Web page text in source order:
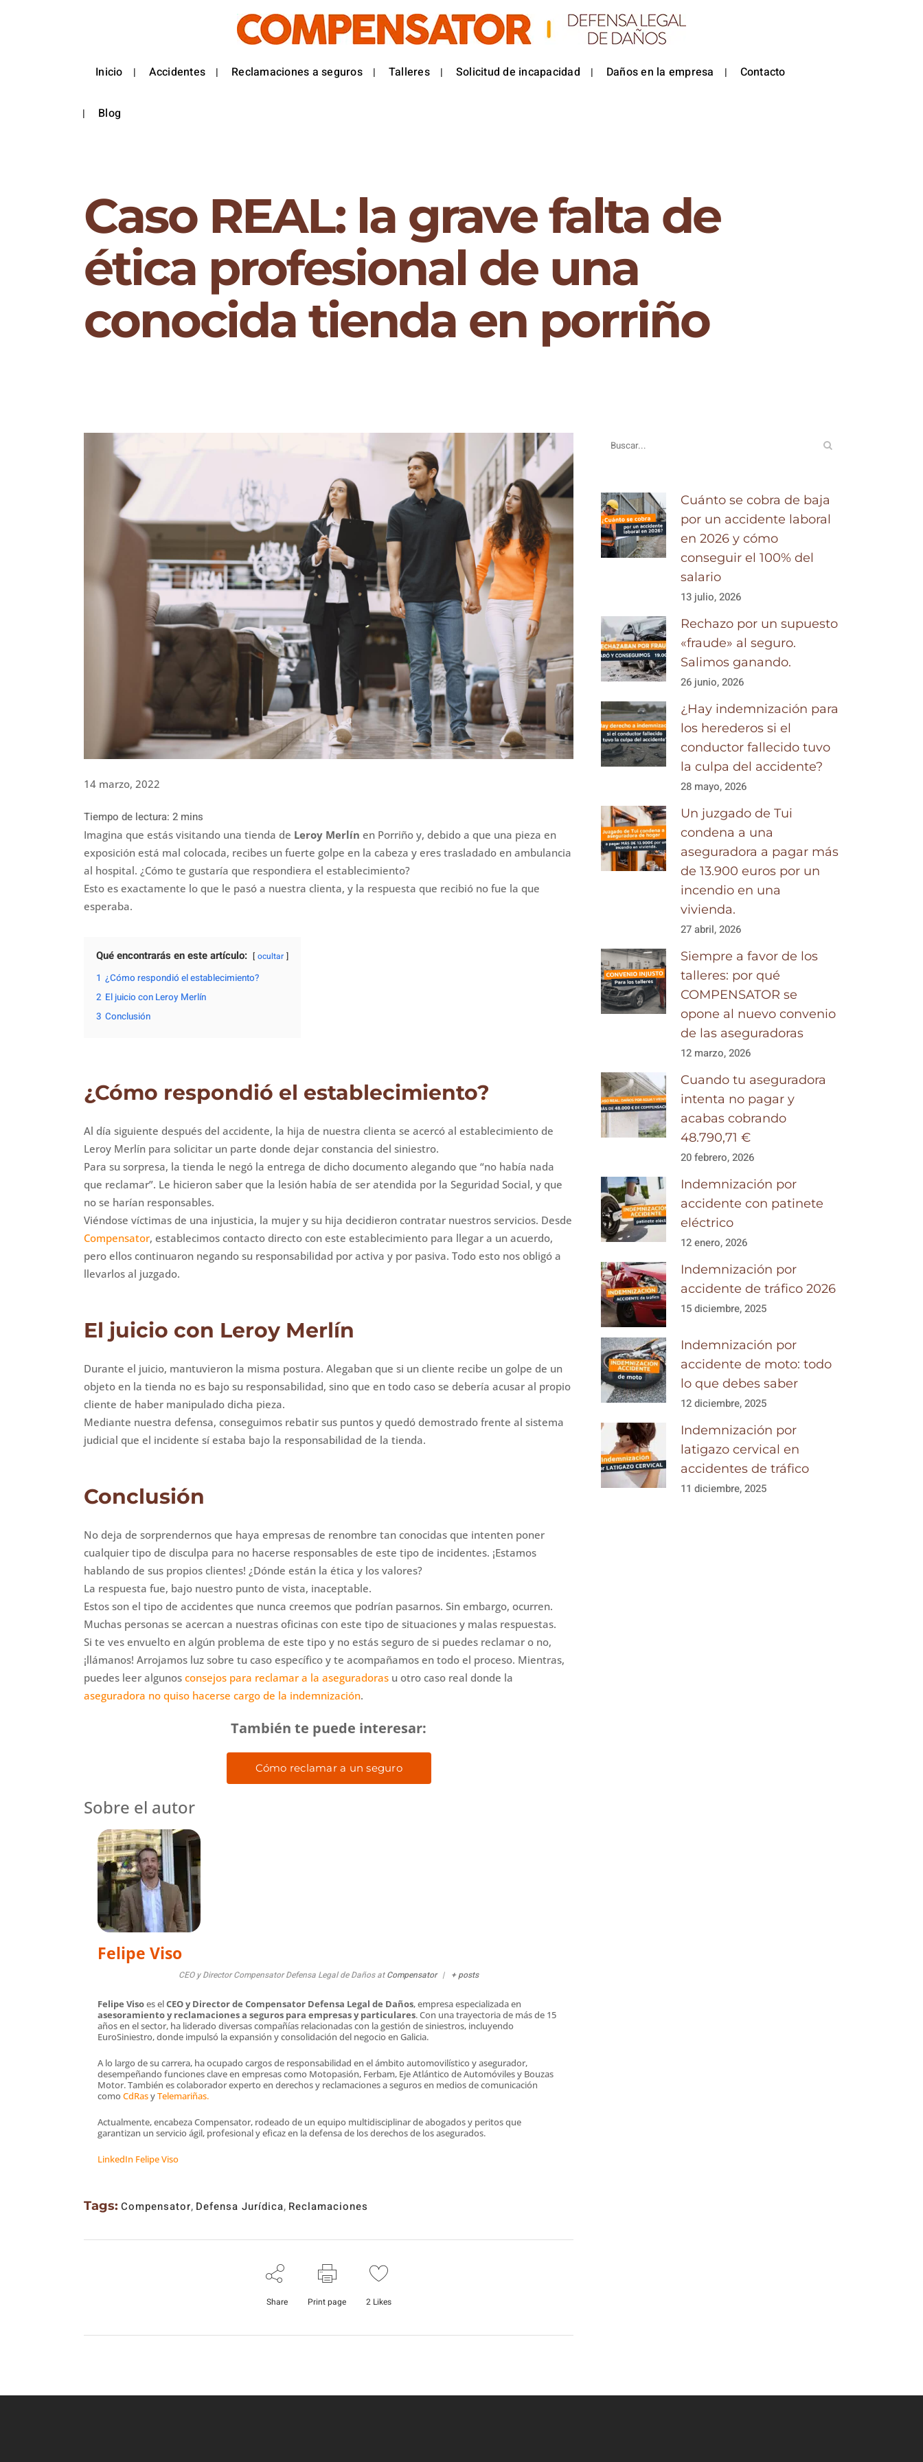
Inicio Accidentes Reclamaciones a seguros Talleres Solicitud de incapacidad Daños en la empresa Contacto
Blog
Caso REAL: la grave falta de
ética profesional de una
conocida tienda en porriño
14 marzo, 2022
Imagina que estás visitando una tienda de Leroy Merlín en Porriño y, debido a que una pieza en
exposición está mal colocada, recibes un fuerte golpe en la cabeza y eres trasladado en ambulancia
al hospital. ¿Cómo te gustaría que respondiera el establecimiento?
Esto es exactamente lo que le pasó a nuestra clienta, y la respuesta que recibió no fue la que
esperaba.
Qué encontrarás en este artículo: ocultar
1 ¿Cómo respondió el establecimiento?
2 El juicio con Leroy Merlín
3 Conclusión
¿Cómo respondió el establecimiento?
Al día siguiente después del accidente, la hija de nuestra clienta se acercó al establecimiento de
Leroy Merlín para solicitar un parte donde dejar constancia del siniestro.
Para su sorpresa, la tienda le negó la entrega de dicho documento alegando que “no había nada
que reclamar”. Le hicieron saber que la lesión había de ser atendida por la Seguridad Social, y que
no se harían responsables.
Viéndose víctimas de una injusticia, la mujer y su hija decidieron contratar nuestros servicios. Desde
Compensator, establecimos contacto directo con este establecimiento para llegar a un acuerdo,
pero ellos continuaron negando su responsabilidad por activa y por pasiva. Todo esto nos obligó a
llevarlos al juzgado.
El juicio con Leroy Merlín
Durante el juicio, mantuvieron la misma postura. Alegaban que si un cliente recibe un golpe de un
objeto en la tienda no es bajo su responsabilidad, sino que en todo caso se debería acusar al propio
cliente de haber manipulado dicha pieza.
Mediante nuestra defensa, conseguimos rebatir sus puntos y quedó demostrado frente al sistema
judicial que el incidente sí estaba bajo la responsabilidad de la tienda.
Conclusión
No deja de sorprendernos que haya empresas de renombre tan conocidas que intenten poner
cualquier tipo de disculpa para no hacerse responsables de este tipo de incidentes. ¡Estamos
hablando de sus propios clientes! ¿Dónde están la ética y los valores?
La respuesta fue, bajo nuestro punto de vista, inaceptable.
Estos son el tipo de accidentes que nunca creemos que podrían pasarnos. Sin embargo, ocurren.
Muchas personas se acercan a nuestras oficinas con este tipo de situaciones y malas respuestas.
Si te ves envuelto en algún problema de este tipo y no estás seguro de si puedes reclamar o no,
¡llámanos! Arrojamos luz sobre tu caso específico y te acompañamos en todo el proceso. Mientras,
puedes leer algunos consejos para reclamar a la aseguradoras u otro caso real donde la
aseguradora no quiso hacerse cargo de la indemnización.
También te puede interesar:
Cómo reclamar a un seguro
Sobre el autor
Felipe Viso
CEO y Director Compensator Defensa Legal de Daños at Compensator | + posts
Felipe Visoes elCEO y Director de Compensator Defensa Legal de Daños, empresa especializada en
asesoramiento y reclamaciones a seguros para empresas y particulares. Con una trayectoria de más de 15
años en el sector, ha liderado diversas compañías relacionadas con la gestión de siniestros, incluyendo
EuroSiniestro, donde impulsó la expansión y consolidación del negocio en Galicia.
A lo largo de su carrera, ha ocupado cargos de responsabilidad en el ámbito automovilístico y asegurador,
desempeñando funciones clave en empresas como Motopasión, Ferbam, Eje Atlántico de Automóviles y Bouzas
Motor. También es colaborador experto en derechos y reclamaciones a seguros en medios de comunicación
comoCdRasyTelemariñas.
Actualmente, encabeza Compensator, rodeado de un equipo multidisciplinar de abogados y peritos que
garantizan un servicio ágil, profesional y eficaz en la defensa de los derechos de los asegurados.
LinkedIn Felipe Viso
Tags: Compensator, Defensa Jurídica, Reclamaciones
Share Print page 2 Likes
Cuánto se cobra de baja
por un accidente laboral
en 2026 y cómo
conseguir el 100% del
salario
13 julio, 2026
Rechazo por un supuesto
«fraude» al seguro.
Salimos ganando.
26 junio, 2026
¿Hay indemnización para
los herederos si el
conductor fallecido tuvo
la culpa del accidente?
28 mayo, 2026
Un juzgado de Tui
condena a una
aseguradora a pagar más
de 13.900 euros por un
incendio en una
vivienda.
27 abril, 2026
Siempre a favor de los
talleres: por qué
COMPENSATOR se
opone al nuevo convenio
de las aseguradoras
12 marzo, 2026
Cuando tu aseguradora
intenta no pagar y
acabas cobrando
48.790,71 €
20 febrero, 2026
Indemnización por
accidente con patinete
eléctrico
12 enero, 2026
Indemnización por
accidente de tráfico 2026
15 diciembre, 2025
Indemnización por
accidente de moto: todo
lo que debes saber
12 diciembre, 2025
Indemnización por
latigazo cervical en
accidentes de tráfico
11 diciembre, 2025